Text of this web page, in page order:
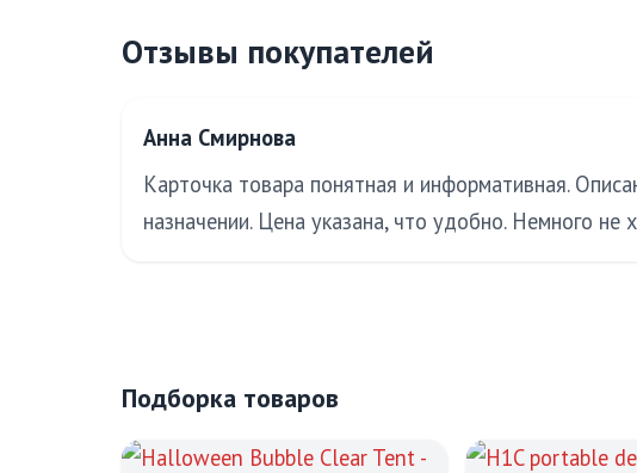
Отзывы покупателей
Анна Смирнова
Карточка товара понятная и информативная.
назначении. Цена указана, что удобно. Немного не
Подборка товаров